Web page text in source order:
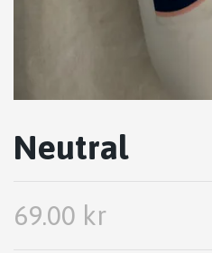
Neutral
69.00 kr